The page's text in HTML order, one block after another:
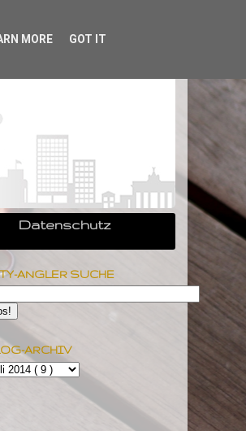
Datenschutz
ANGLER SUCHE
ARCHIV
MORE GOT IT